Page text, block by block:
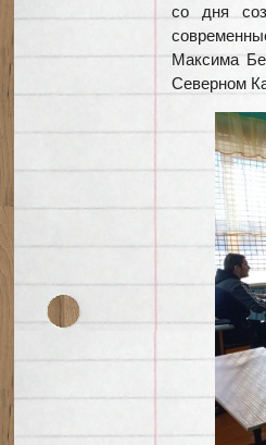
со дня
Максима
Северном